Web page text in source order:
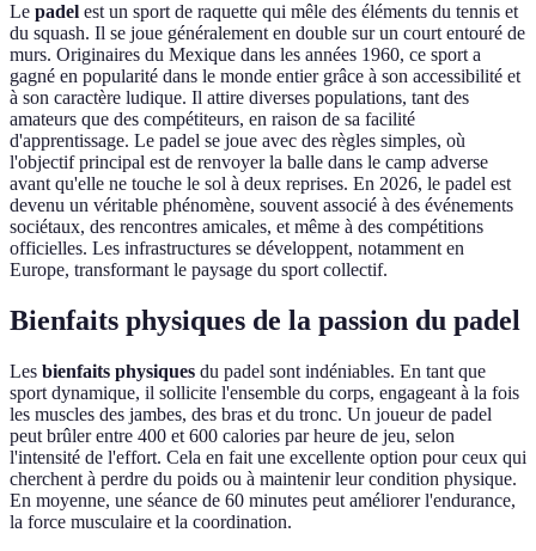
Le padel est un sport de raquette qui mêle des éléments du tennis et
du squash. Il se joue généralement en double sur un court entouré de
murs. Originaires du Mexique dans les années 1960, ce sport a
gagné en popularité dans le monde entier grâce à son accessibilité et
à son caractère ludique. Il attire diverses populations, tant des
amateurs que des compétiteurs, en raison de sa facilité
d'apprentissage. Le padel se joue avec des règles simples, où
l'objectif principal est de renvoyer la balle dans le camp adverse
avant qu'elle ne touche le sol à deux reprises. En 2026, le padel est
devenu un véritable phénomène, souvent associé à des événements
sociétaux, des rencontres amicales, et même à des compétitions
officielles. Les infrastructures se développent, notamment en
Europe, transformant le paysage du sport collectif.
Bienfaits physiques de la passion du padel
Les bienfaits physiques du padel sont indéniables. En tant que
sport dynamique, il sollicite l'ensemble du corps, engageant à la fois
les muscles des jambes, des bras et du tronc. Un joueur de padel
peut brûler entre 400 et 600 calories par heure de jeu, selon
l'intensité de l'effort. Cela en fait une excellente option pour ceux qui
cherchent à perdre du poids ou à maintenir leur condition physique.
En moyenne, une séance de 60 minutes peut améliorer l'endurance,
la force musculaire et la coordination.